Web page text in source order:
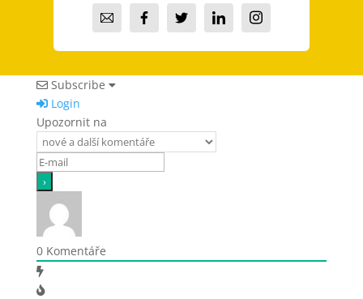
Subscribe
Login
Upozornit na
0Komentáře